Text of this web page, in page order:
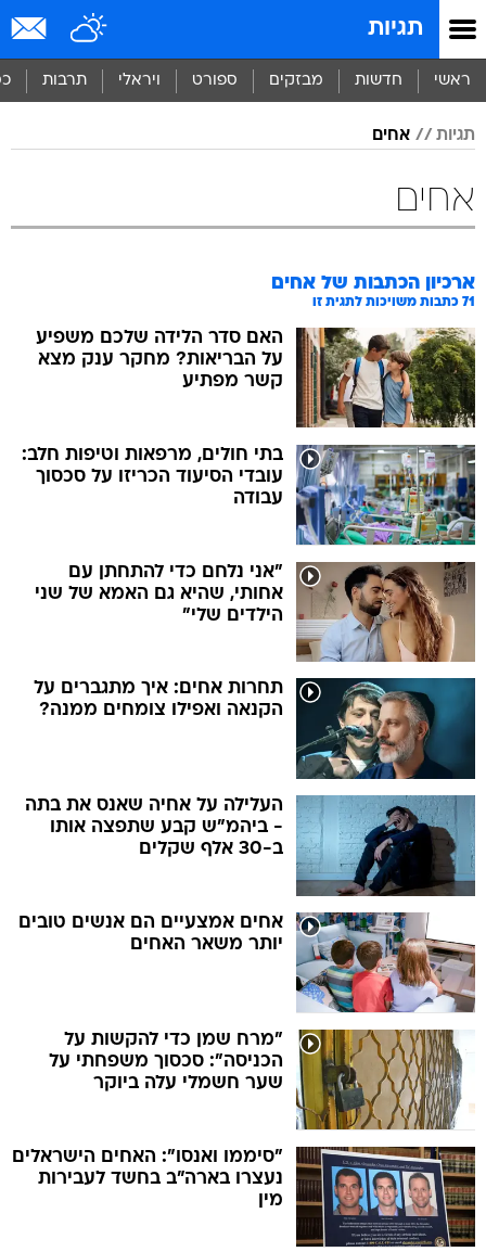
תגיות
ראשי חדשות מבזקים ספורט ויראלי תרבות
תגיות אחים
אחים
ארכיון הכתבות של אחים
71 כתבות משויכות לתגית זו
האם סדר הלידה שלכם משפיע
על הבריאות? מחקר ענק מצא
קשר מפתיע
בתי חולים, מרפאות וטיפות חלב:
עובדי הסיעוד הכריזו על סכסוך
עבודה
"אני נלחם כדי להתחתן עם
אחותי, שהיא גם האמא של שני
הילדים שלי"
תחרות אחים: איך מתגברים על
הקנאה ואפילו צומחים ממנה?
העלילה על אחיה שאנס את בתה
- ביהמ"ש קבע שתפצה אותו
ב-30 אלף שקלים
אחים אמצעיים הם אנשים טובים
יותר משאר האחים
"מרח שמן כדי להקשות על
הכניסה": סכסוך משפחתי על
שער חשמלי עלה ביוקר
"סיממו ואנסו": האחים הישראלים
נעצרו בארה"ב בחשד לעבירות
מין